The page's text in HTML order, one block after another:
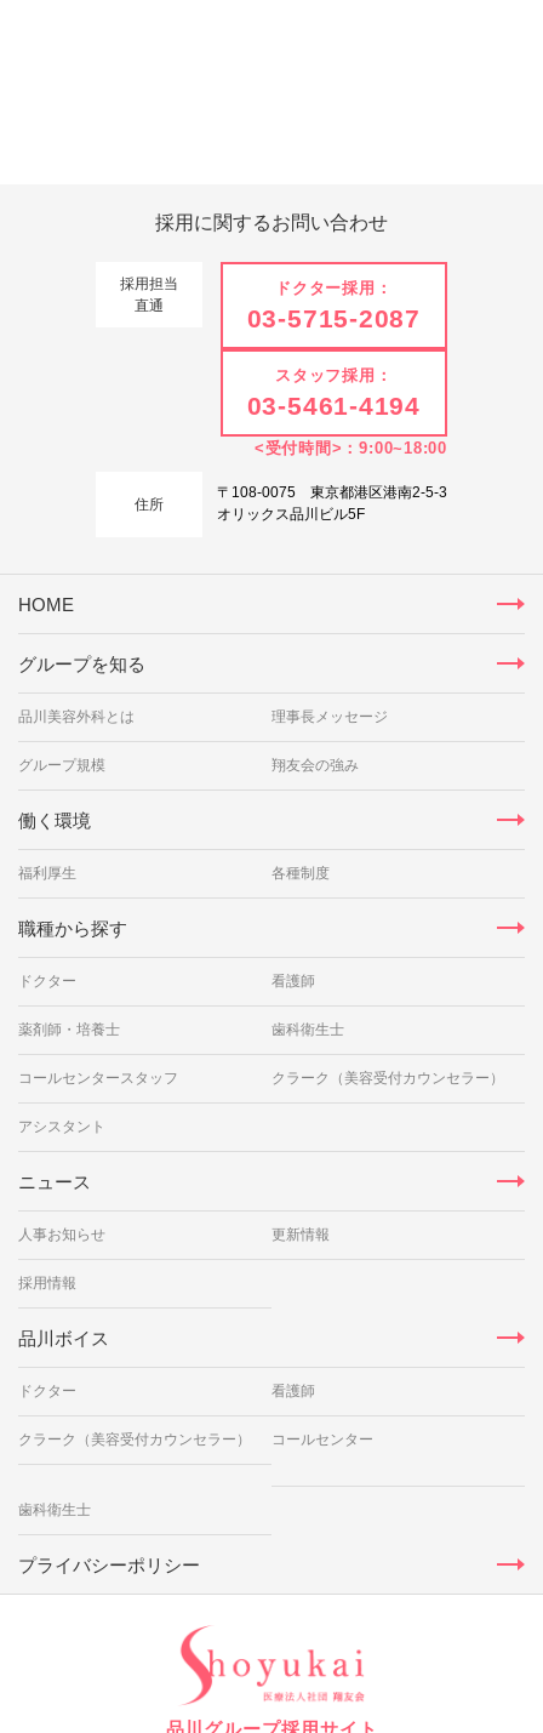
採用に関するお問い合わせ
採用担当
直通
ドクター採用：
03-5715-2087
スタッフ採用：
03-5461-4194
<受付時間>：9:00~18:00
住所
〒108-0075 東京都港区港南2-5-3
オリックス品川ビル5F
HOME
グループを知る
品川美容外科とは 理事長メッセージ
グループ規模 翔友会の強み
働く環境
福利厚生 各種制度
職種から探す
ドクター 看護師
薬剤師・培養士 歯科衛生士
コールセンタースタッフ クラーク（美容受付カウンセラー）
アシスタント
ニュース
人事お知らせ 更新情報
採用情報
品川ボイス
ドクター 看護師
クラーク（美容受付カウンセラー） コールセンター
歯科衛生士
プライバシーポリシー
品川グループ採用サイト